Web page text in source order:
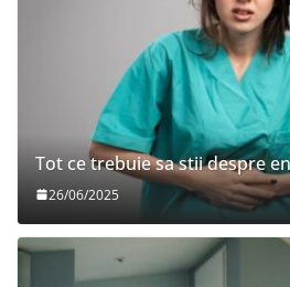
Tot ce trebuie sa stii despre
26/06/2025